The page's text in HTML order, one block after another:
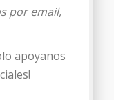
por email,
apoyanos